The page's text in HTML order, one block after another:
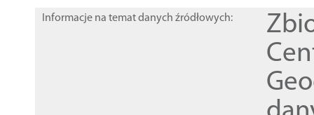
Informacje na temat danych źródłowych: